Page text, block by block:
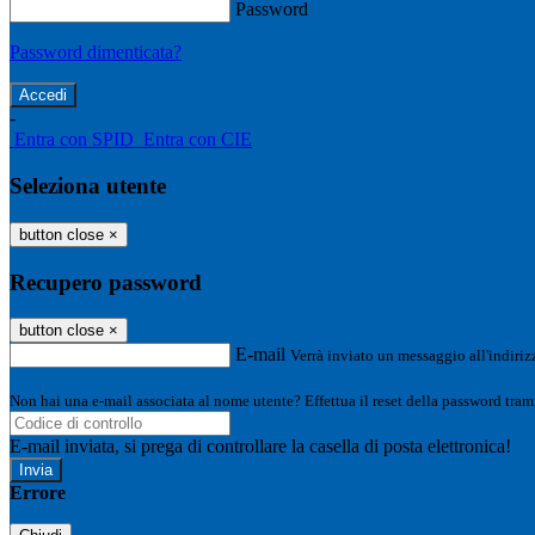
Password
Password dimenticata?
-
Entra con SPID Entra con CIE
Seleziona utente
button close ×
Recupero password
button close ×
E-mail Verrà inviato un messaggio
Non hai una e-mail associata al nome utente? Effettua il reset della password
E-mail inviata, si prega di controllare la casella di posta elettronica!
Errore